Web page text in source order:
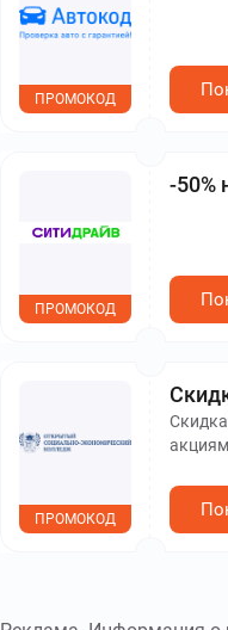
ПРОМОКОД
-50%
ПРОМОКОД
ПРОМОКОД